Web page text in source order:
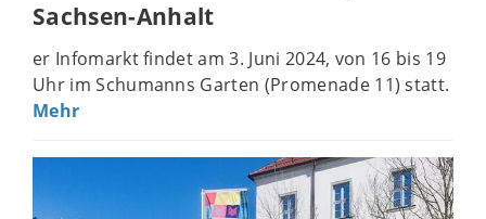
Sachsen-Anhalt
er Infomarkt findet am 3. Juni 2024, von 16 bis 19
Uhr im Schumanns Garten (Promenade 11) statt.
Mehr